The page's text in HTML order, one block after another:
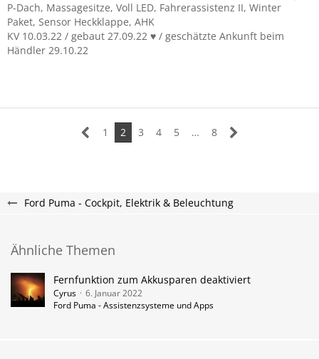
P-Dach, Massagesitze, Voll LED, Fahrerassistenz II, Winter
Paket, Sensor Heckklappe, AHK
KV 10.03.22 / gebaut 27.09.22 ♥️ / geschätzte Ankunft beim
Händler 29.10.22
1 2 3 4 5 … 8
Ford Puma - Cockpit, Elektrik & Beleuchtung
Ähnliche Themen
Fernfunktion zum Akkusparen deaktiviert
Cyrus
6. Januar 2022
Ford Puma - Assistenzsysteme und Apps